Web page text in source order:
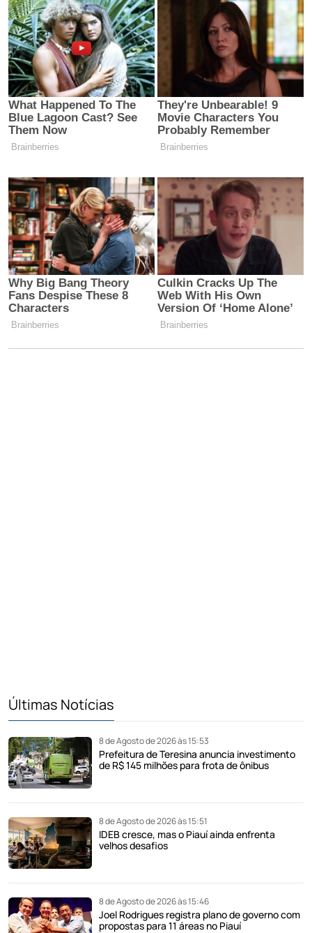
Últimas Notícias
8 de Agosto de 2026 às 15:53
Prefeitura de Teresina anuncia investimento
de R$ 145 milhões para frota de ônibus
8 de Agosto de 2026 às 15:51
IDEB cresce, mas o Piauí ainda enfrenta
velhos desafios
8 de Agosto de 2026 às 15:46
Joel Rodrigues registra plano de governo com
propostas para 11 áreas no Piauí